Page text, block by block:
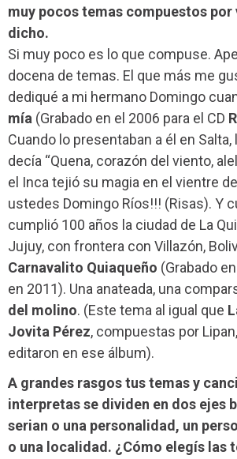
muy pocos temas compuestos
dicho.
Si muy poco es lo que compuse.
docena de temas. El que más me
dediqué a mi hermano Domingo
mía (Grabado en el 2006 para el CD
Cuando lo presentaban a él en
decía “Quena, corazón del viento,
el Inca tejió su magia en el vientre
ustedes Domingo Ríos!!! (Risas). Y
cumplió 100 años la ciudad de La
Jujuy, con frontera con Villazón,
Carnavalito Quiaqueño (Grabado
en 2011). Una anateada, una
del molino. (Este tema al igual que
Jovita Pérez, compuestas por
editaron en ese álbum).
A grandes rasgos tus temas y
interpretas se dividen en dos ejes
serian o una personalidad, un
o una localidad. ¿Cómo elegís las